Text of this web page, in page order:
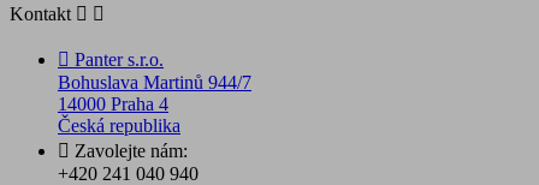
Kontakt  
 Panter s.r.o.
Bohuslava Martinů 944/7
14000 Praha 4
Česká republika
 Zavolejte nám:
+420 241 040 940